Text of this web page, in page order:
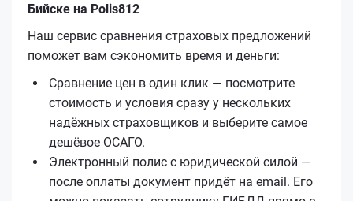
Бийске на Polis812
Наш сервис сравнения страховых предложений
поможет вам сэкономить время и деньги:
Сравнение цен в один клик — посмотрите
стоимость и условия сразу у нескольких
надёжных страховщиков и выберите самое
дешёвое ОСАГО.
Электронный полис с юридической силой —
после оплаты документ придёт на email. Его